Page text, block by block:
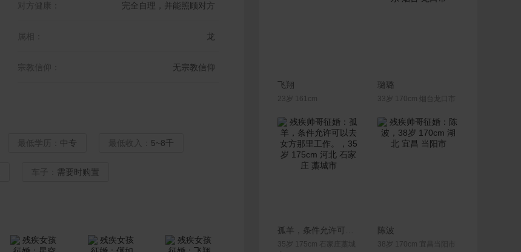
对方健康： 完全自理，并能照顾对方
属相： 龙
宗教信仰： 无宗教信仰
最低学历： 中专 最低收入： 5~8千
车子： 需要时购置
飞翔
23岁 161cm
璐璐
33岁 170cm 烟台龙口市
联系Ta
35岁 175cm 石家庄藁城
陈波
38岁 170cm 宜昌当阳市